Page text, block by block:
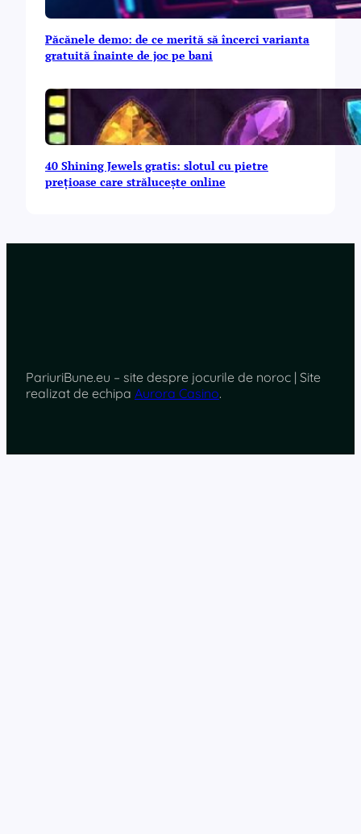
Păcănele demo: de ce merită să încerci varianta
gratuită înainte de joc pe bani
40 Shining Jewels gratis: slotul cu pietre
prețioase care strălucește online
PariuriBune.eu – site despre jocurile de noroc | Site
realizat de echipa Aurora Casino.